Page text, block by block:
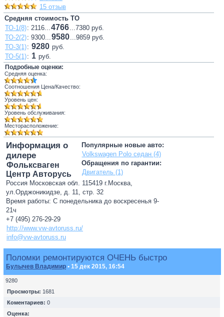
15 отзыв
Средняя стоимость ТО
ТО-1(8): 2116...4766...7380 руб.
ТО-2(2): 9300...9580...9859 руб.
ТО-3(1): 9280 руб.
ТО-5(1): 1 руб.
Подробные оценки:
Средняя оценка:
Соотношения Цена/Качество:
Уровень цен:
Уровень обслуживания:
Месторасположение:
Популярные новые авто:
Volkswagen Polo седан (4)
Обращения по гарантии:
Двигатель (1)
Информация о
дилере
Фольксваген
Центр Авторусь
Россия Московская обл. 115419 г.Москва,
ул.Орджоникидзе, д. 11, стр. 32
Время работы: С понедельника до воскресенья 9-
21ч
+7 (495) 276-29-29
http://www.vw-avtoruss.ru/
info@vw-avtoruss.ru
Поломки ремонтируются ОЧЕНЬ быстро
Булычев Владимир • 15 дек 2015, 16:54
9280
Просмотры: 1681
Коментариев: 0
Оценка: